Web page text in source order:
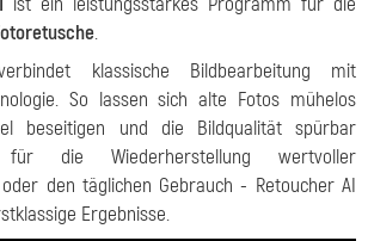
.
klassische Bildbearbeitung mit
So lassen sich alte Fotos mühelos
beseitigen und die Bildqualität spürbar
die Wiederherstellung wertvoller
den täglichen Gebrauch - Retoucher AI
Ergebnisse.